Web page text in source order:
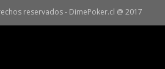
reservados - DimePoker.cl @ 2017